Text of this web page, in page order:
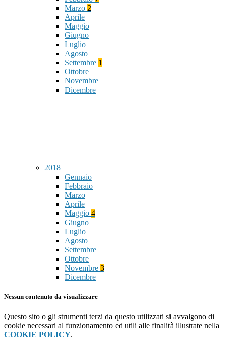
Marzo 2
Aprile
Maggio
Giugno
Luglio
Agosto
Settembre 1
Ottobre
Novembre
Dicembre
2018
Gennaio
Febbraio
Marzo
Aprile
Maggio 4
Giugno
Luglio
Agosto
Settembre
Ottobre
Novembre 3
Dicembre
Nessun contenuto da visualizzare
Questo sito o gli strumenti terzi da questo utilizzati si avvalgono di
cookie necessari al funzionamento ed utili alle finalità illustrate nella
COOKIE POLICY.